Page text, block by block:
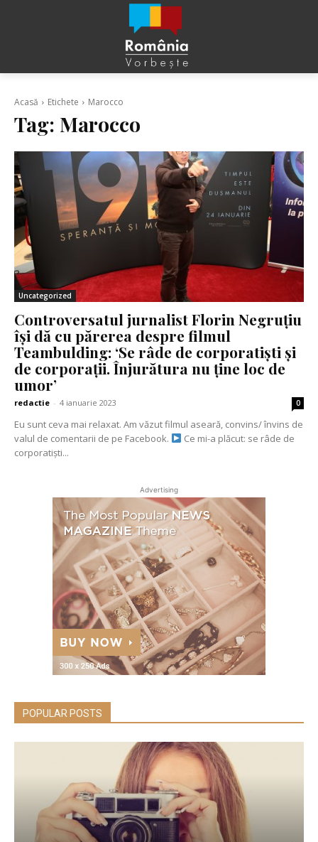
Acasă Etichete Marocco
Tag: Marocco
Uncategorized
Controversatul jurnalist Florin Negruțiu
își dă cu părerea despre filmul
Teambulding: ‘Se râde de corporatiști și
de corporații. Înjurătura nu ține loc de
umor’
redactie - 4 ianuarie 2023 0
Eu sunt ceva mai relaxat. Am văzut filmul aseară, convins/ învins de
valul de comentarii de pe Facebook.
Ce mi-a plăcut: se râde de
corporatiști...
Advertising
POPULAR POSTS